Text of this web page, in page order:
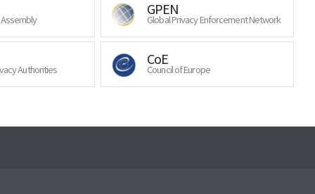
GPEN
Global Privacy Enforcement Network
Authorities
CoE
Council of Europe